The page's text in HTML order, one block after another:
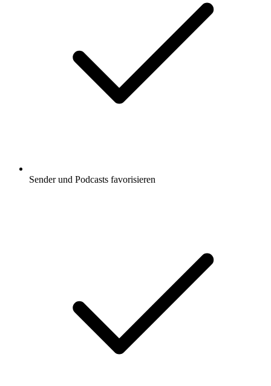
Sender und Podcasts favorisieren